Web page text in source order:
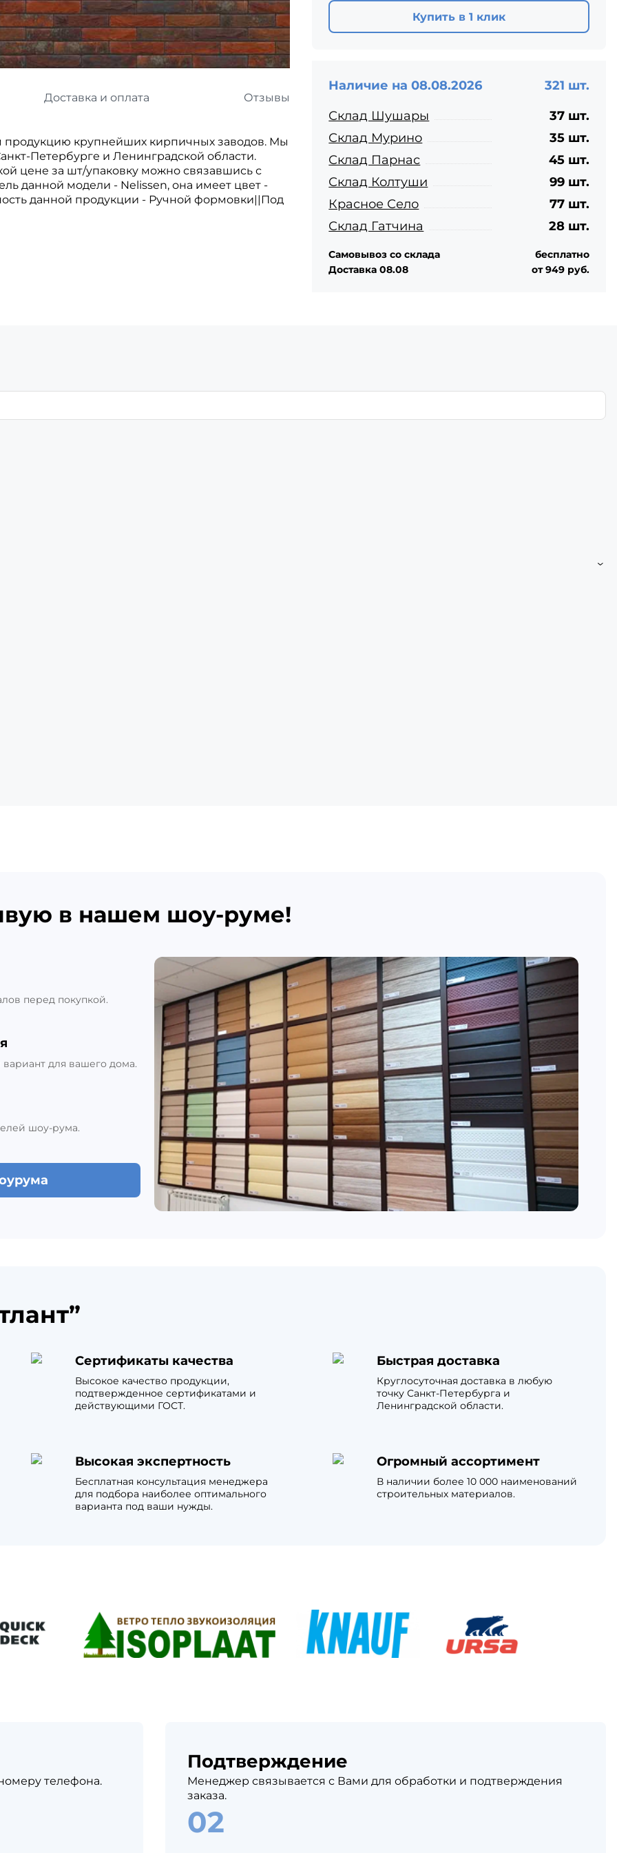
Шинглас
Комплектующие для ЦПЧ
Комплектующие Braas
Доставка и оплата Отзывы
крупнейших кирпичных заводов. Мы
Петербурге и Ленинградской области.
цене за шт/упаковку можно связавшись с
данной модели - Nelissen, она имеет цвет -
данной продукции - Ручной формовки||Под
Купить в 1 клик
Наличие на 08.08.2026
321 шт.
Склад Шушары
37 шт.
Склад Мурино
35 шт.
Склад Парнас
45 шт.
Склад Колтуши
99 шт.
Красное Село
77 шт.
Склад Гатчина
28 шт.
Самовывоз со склада
бесплатно
Доставка 08.08
от 949 руб.
в нашем шоу-руме!
перед покупкой.
для вашего дома.
шоу-рума.
Сертификаты качества
Высокое качество продукции,
подтвержденное сертификатами и
действующими ГОСТ.
Быстрая доставка
Круглосуточная доставка в любую
точку Санкт-Петербурга и
Ленинградской области.
Высокая экспертность
Бесплатная консультация менеджера
для подбора наиболее оптимального
варианта под ваши нужды.
Огромный ассортимент
В наличии более 10 000 наименований
строительных материалов.
телефона.
Подтверждение
Менеджер связывается с Вами для обработки и подтверждения
заказа.